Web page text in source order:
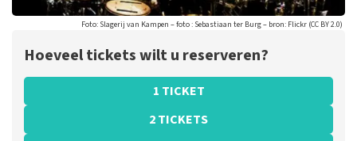
Foto: Slagerij van Kampen – foto : Sebastiaan ter Burg – bron: Flickr (CC BY 2.0)
Hoeveel tickets wilt u reserveren?
1 TICKET
2 TICKETS